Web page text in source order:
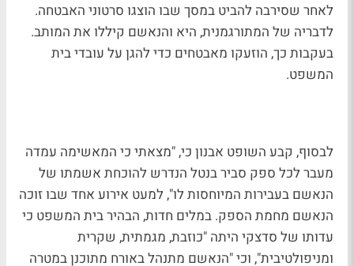
לאחר שסירבה להביט במסך שבו הוצגו סרטוני האבטחה.
לדבריה של המתורגמנית, היא והנאשם קיללו את המותב.
בעקבות כך, הוזעקו מאבטחים כדי להגן על עובדי בית
המשפט.
לבסוף, קבע השופט אבנון כי, "מצאתי כי המאשימה עמדה
מעבר לכל ספק סביר בנטל הנדרש להוכחת אשמתו של
הנאשם בעבירות המיוחסות לו", למעט אירוע אחד שבו זוכה
הנאשם מחמת הספק. במלים חדות, הבהיר בית המשפט כי
עדותו של סדצקי היתה "כוזבת, מגמתית, שקרית
ומניפולטיבית", וכי "הנאשם מתנהל באורח מתוכנן במטרה